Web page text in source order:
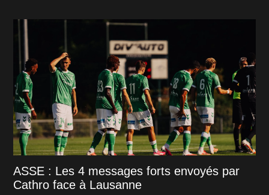
ASSE : Les 4 messages forts envoyés par
Cathro face à Lausanne